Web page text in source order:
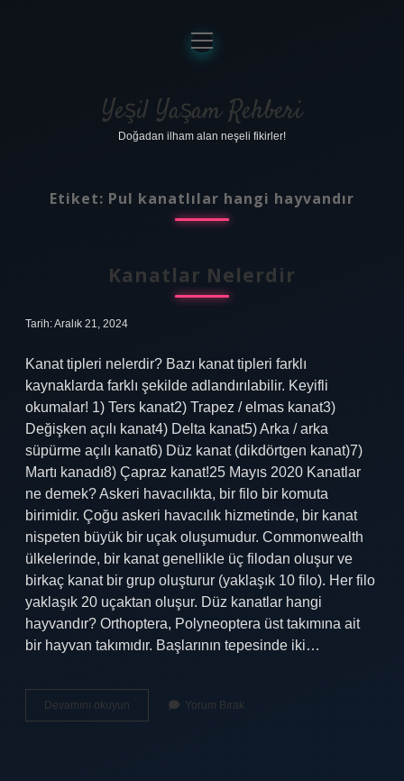
Anasayfa
Gizlilik Politikası
Yasal Uyarı
menüyü
aç
Yeşil Yaşam Rehberi
Doğadan ilham alan neşeli fikirler!
Etiket: Pul kanatlılar hangi hayvandır
Kanatlar Nelerdir
Tarih: Aralık 21, 2024
Kanat tipleri nelerdir? Bazı kanat tipleri farklı
kaynaklarda farklı şekilde adlandırılabilir. Keyifli
okumalar! 1) Ters kanat2) Trapez / elmas kanat3)
Değişken açılı kanat4) Delta kanat5) Arka / arka
süpürme açılı kanat6) Düz kanat (dikdörtgen kanat)7)
Martı kanadı8) Çapraz kanat!25 Mayıs 2020 Kanatlar
ne demek? Askeri havacılıkta, bir filo bir komuta
birimidir. Çoğu askeri havacılık hizmetinde, bir kanat
nispeten büyük bir uçak oluşumudur. Commonwealth
ülkelerinde, bir kanat genellikle üç filodan oluşur ve
birkaç kanat bir grup oluşturur (yaklaşık 10 filo). Her filo
yaklaşık 20 uçaktan oluşur. Düz kanatlar hangi
hayvandır? Orthoptera, Polyneoptera üst takımına ait
bir hayvan takımıdır. Başlarının tepesinde iki…
Devamını okuyun Kanatlar
Nelerdir
Yorum Bırak